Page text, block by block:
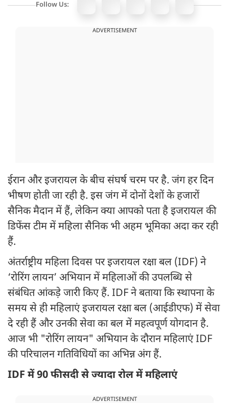
Follow Us:
ADVERTISEMENT
ईरान और इजरायल के बीच संघर्ष चरम पर है. जंग हर दिन
भीषण होती जा रही है. इस जंग में दोनों देशों के हजारों
सैनिक मैदान में हैं, लेकिन क्या आपको पता है इजरायल की
डिफेंस टीम में महिला सैनिक भी अहम भूमिका अदा कर रही
हैं.
अंतर्राष्ट्रीय महिला दिवस पर इजरायल रक्षा बल (IDF) ने
‘रोरिंग लायन’ अभियान में महिलाओं की उपलब्धि से
संबंधित आंकड़े जारी किए हैं. IDF ने बताया कि स्थापना के
समय से ही महिलाएं इजरायल रक्षा बल (आईडीएफ) में सेवा
दे रही हैं और उनकी सेवा का बल में महत्वपूर्ण योगदान है.
आज भी "रोरिंग लायन" अभियान के दौरान महिलाएं IDF
की परिचालन गतिविधियों का अभिन्न अंग हैं.
IDF में 90 फीसदी से ज्यादा रोल में महिलाएं
ADVERTISEMENT